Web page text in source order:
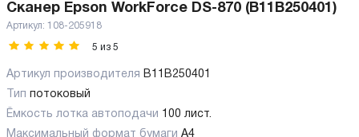
Сканер Epson WorkForce DS-870 (B11B250401)
Артикул: 108-205918
5 из 5
Артикул производителя B11B250401
Тип потоковый
Ёмкость лотка автоподачи 100 лист.
Максимальный формат бумаги А4